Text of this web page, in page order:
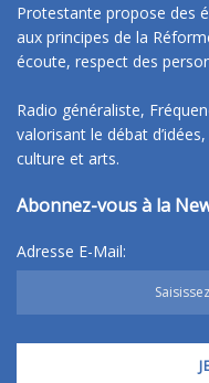
Protestante propose des
aux principes de la
écoute, respect des
Radio généraliste,
valorisant le débat
culture et arts.
Abonnez-vous à la
Adresse E-Mail: